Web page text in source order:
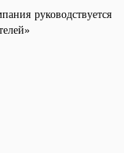
руководствуется